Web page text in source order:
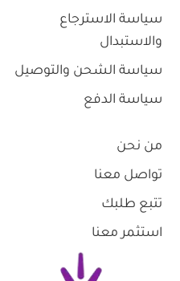
سياسة الاسترجاع
والاستبدال
سياسة الشحن والتوصيل
سياسة الدفع
من نحن
تواصل معنا
تتبع طلبك
استثمر معنا